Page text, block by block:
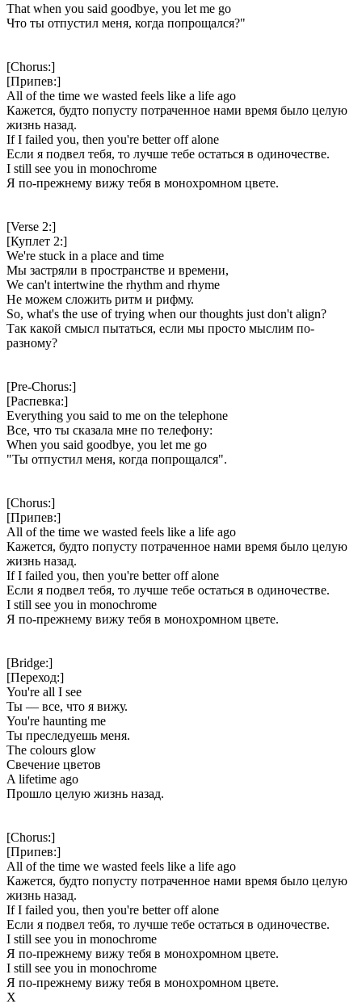
That when you said goodbye, you let me go
Что ты отпустил меня, когда попрощался?"
[Chorus:]
[Припев:]
All of the time we wasted feels like a life ago
Кажется, будто попусту потраченное нами время было целую
жизнь назад.
If I failed you, then you're better off alone
Если я подвел тебя, то лучше тебе остаться в одиночестве.
I still see you in monochrome
Я по-прежнему вижу тебя в монохромном цвете.
[Verse 2:]
[Куплет 2:]
We're stuck in a place and time
Мы застряли в пространстве и времени,
We can't intertwine the rhythm and rhyme
Не можем сложить ритм и рифму.
So, what's the use of trying when our thoughts just don't align?
Так какой смысл пытаться, если мы просто мыслим по-
разному?
[Pre-Chorus:]
[Распевка:]
Everything you said to me on the telephone
Все, что ты сказала мне по телефону:
When you said goodbye, you let me go
"Ты отпустил меня, когда попрощался".
[Chorus:]
[Припев:]
All of the time we wasted feels like a life ago
Кажется, будто попусту потраченное нами время было целую
жизнь назад.
If I failed you, then you're better off alone
Если я подвел тебя, то лучше тебе остаться в одиночестве.
I still see you in monochrome
Я по-прежнему вижу тебя в монохромном цвете.
[Bridge:]
[Переход:]
You're all I see
Ты — все, что я вижу.
You're haunting me
Ты преследуешь меня.
The colours glow
Свечение цветов
A lifetime ago
Прошло целую жизнь назад.
[Chorus:]
[Припев:]
All of the time we wasted feels like a life ago
Кажется, будто попусту потраченное нами время было целую
жизнь назад.
If I failed you, then you're better off alone
Если я подвел тебя, то лучше тебе остаться в одиночестве.
I still see you in monochrome
Я по-прежнему вижу тебя в монохромном цвете.
I still see you in monochrome
Я по-прежнему вижу тебя в монохромном цвете.
Х